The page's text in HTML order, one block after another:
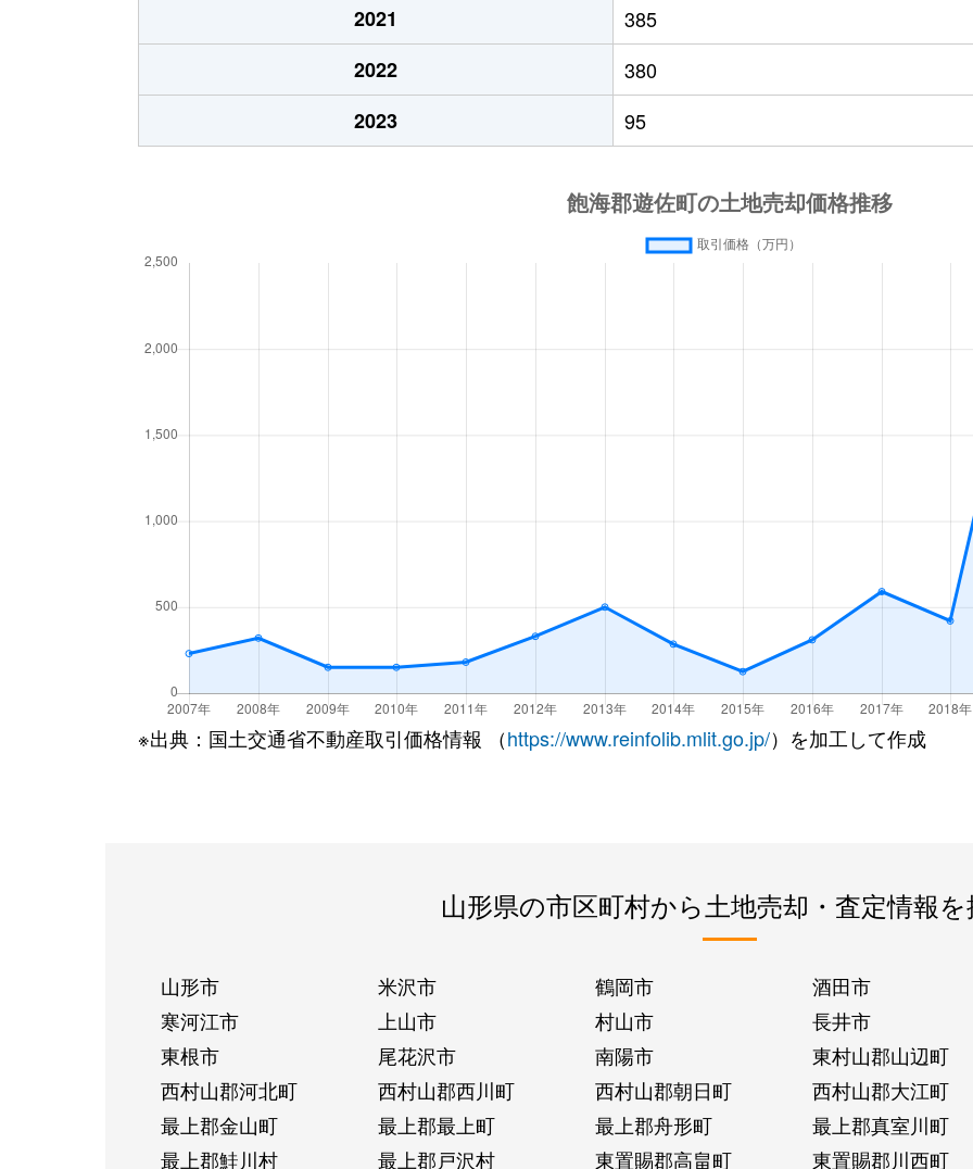
2021
385
2022
380
2023
95
※出典：国土交通省不動産取引価格情報 （https://www.reinfolib.mlit.go.jp/）を加工して作成
山形県の市区町村から土地売却・査定情報
山形市 米沢市 鶴岡市
酒田市
寒河江市
上山市 村山市
長井市
東根市
尾花沢市 南陽市
東村山郡山辺町
西村山郡河北町
西村山郡西川町 西村山郡朝日町
西村山郡大江町
最上郡金山町
最上郡最上町 最上郡舟形町
最上郡真室川町
最上郡鮭川村
最上郡戸沢村 東置賜郡高畠町 東置賜郡川西町